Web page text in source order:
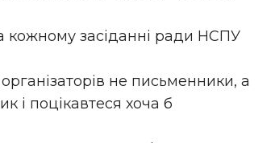
кожному засіданні ради НСПУ
не письменники, а
і поцікавтеся хоча б